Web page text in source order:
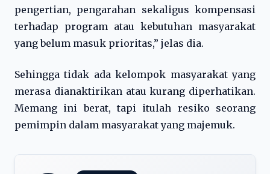
pengertian, pengarahan sekaligus kompensasi
terhadap program atau kebutuhan masyarakat
yang belum masuk prioritas,” jelas dia.
Sehingga tidak ada kelompok masyarakat yang
merasa dianaktirikan atau kurang diperhatikan.
Memang ini berat, tapi itulah resiko seorang
pemimpin dalam masyarakat yang majemuk.